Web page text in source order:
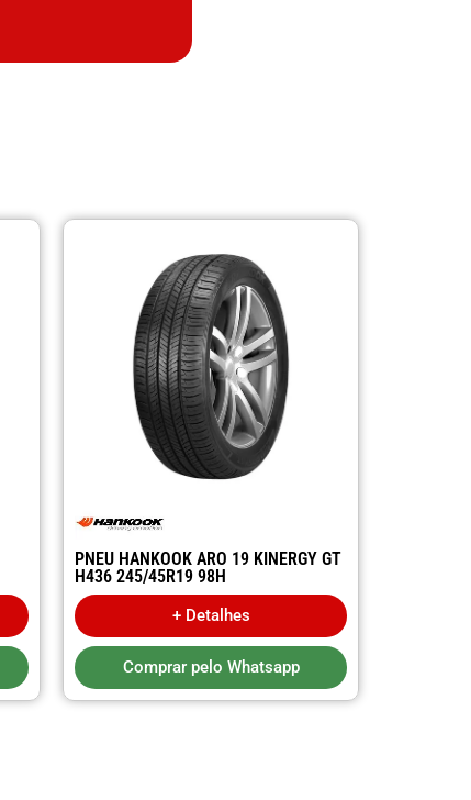
PNEU HANKOOK ARO 19 KINERGY GT
H436 245/45R19 98H
+ Detalhes
Comprar pelo Whatsapp